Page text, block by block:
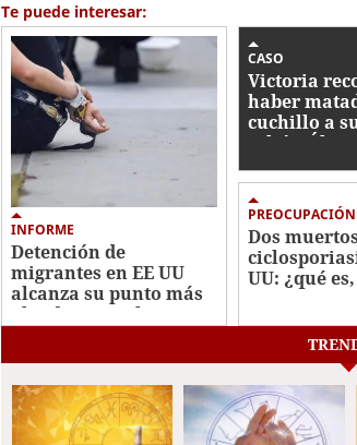
Te puede interesar:
INFORME
Detención de
migrantes en EE UU
alcanza su punto más
alto durante el
CASO
Victoria
haber
cuchillo a
Julián
PREOCUPACIÓN
Dos
UU: ¿qué
contagia y
sus